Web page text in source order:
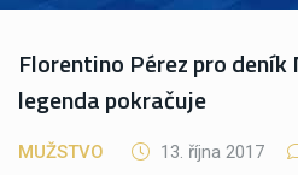
Florentino Pérez pro deník
legenda pokračuje
MUŽSTVO 13. října 2017